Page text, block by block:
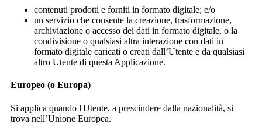
contenuti prodotti e forniti in formato digitale; e/o
un servizio che consente la creazione, trasformazione,
archiviazione o accesso dei dati in formato digitale, o la
condivisione o qualsiasi altra interazione con dati in
formato digitale caricati o creati dall’Utente e da qualsiasi
altro Utente di questa Applicazione.
Europeo (o Europa)
Si applica quando l'Utente, a prescindere dalla nazionalità, si
trova nell’Unione Europea.